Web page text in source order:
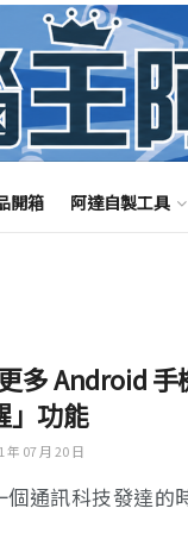
開箱 阿達自製工具
多 Android
」功能
年 07 月 20 日
個通訊科技發達的